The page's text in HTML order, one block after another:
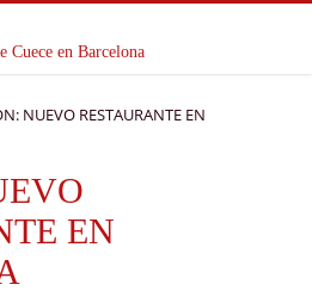
NUEVO RESTAURANTE EN
EN